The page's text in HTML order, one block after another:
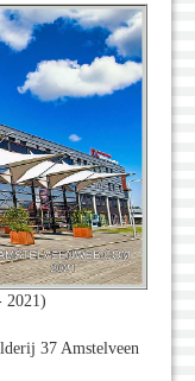
2021)
37 Amstelveen